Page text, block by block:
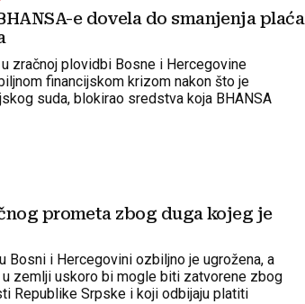
e dovela do smanjenja plaća
zračnoj plovidbi Bosne i Hercegovine
financijskom krizom nakon što je
suda, blokirao sredstva koja BHANSA
prometa zbog duga kojeg je
Bosni i Hercegovini ozbiljno je ugrožena, a
zemlji uskoro bi mogle biti zatvorene zbog
Republike Srpske i koji odbijaju platiti